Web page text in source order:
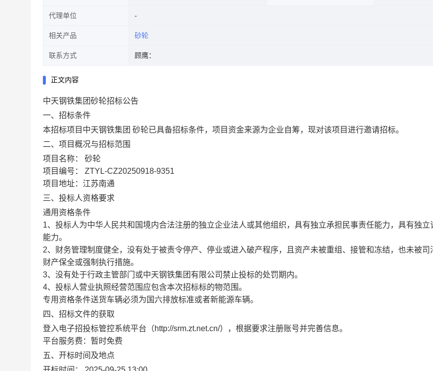
代理单位
相关产品 砂轮
联系方式 顾鹰：
正文内容
中天钢铁集团砂轮招标公告
一、招标条件
本招标项目中天钢铁集团 砂轮已具备招标条件，项目资金来源为企业自筹，现对该项目进行邀请招标。
二、项目概况与招标范围
项目名称： 砂轮
项目编号： ZTYL-CZ20250918-9351
项目地址：江苏南通
三、投标人资格要求
通用资格条件
1、投标人为中华人民共和国境内合法注册的独立企业法人或其他组织，具有独立承担民事责任能力，具有独立
能力。
2、财务管理制度健全，没有处于被责令停产、停业或进入破产程序，且资产未被重组、接管和冻结，也未被司
财产保全或强制执行措施。
3、没有处于行政主管部门或中天钢铁集团有限公司禁止投标的处罚期内。
4、投标人营业执照经营范围应包含本次招标标的物范围。
专用资格条件送货车辆必须为国六排放标准或者新能源车辆。
四、招标文件的获取
登入电子招投标管控系统平台（http://srm.zt.net.cn/），根据要求注册账号并完善信息。
平台服务费：暂时免费
五、开标时间及地点